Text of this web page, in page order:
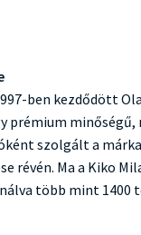
ben kezdődött
prémium
szolgált a
révén. Ma a Kiko
több mint